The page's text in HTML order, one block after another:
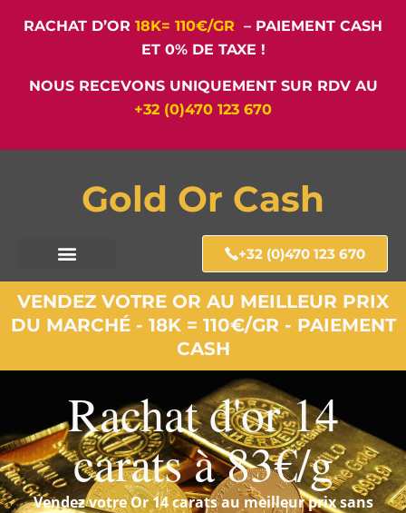
RACHAT D’OR 18K= 110€/GR – PAIEMENT CASH
ET 0% DE TAXE !
NOUS RECEVONS UNIQUEMENT SUR RDV AU
+32 (0)470 123 670
Gold Or Cash
+32 (0)470 123 670
VENDEZ VOTRE OR AU MEILLEUR PRIX
DU MARCHÉ - 18K = 110€/GR - PAIEMENT
CASH
Rachat d'or 14
carats à 83€/g
Vendez votre Or 14 carats au meilleur prix sans